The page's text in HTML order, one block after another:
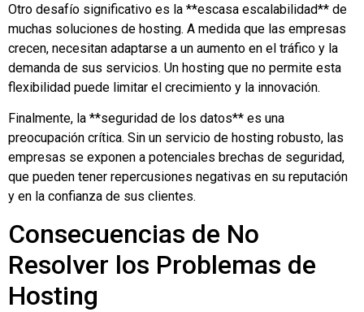
Otro desafío significativo es la **escasa escalabilidad** de
muchas soluciones de hosting. A medida que las empresas
crecen, necesitan adaptarse a un aumento en el tráfico y la
demanda de sus servicios. Un hosting que no permite esta
flexibilidad puede limitar el crecimiento y la innovación.
Finalmente, la **seguridad de los datos** es una
preocupación crítica. Sin un servicio de hosting robusto, las
empresas se exponen a potenciales brechas de seguridad,
que pueden tener repercusiones negativas en su reputación
y en la confianza de sus clientes.
Consecuencias de No
Resolver los Problemas de
Hosting